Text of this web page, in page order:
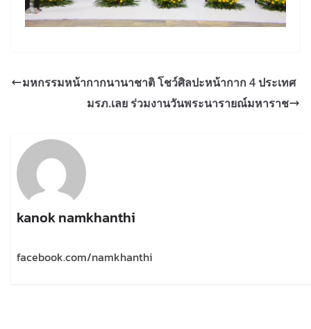
มหกรรมหน้ากากนานาชาติ โชว์ศิลปะหน้ากาก 4 ประเทศ
มรภ.เลย ร่วมงานวันพระนารายณ์มหาราช
kanok namkhanthi
facebook.com/namkhanthi